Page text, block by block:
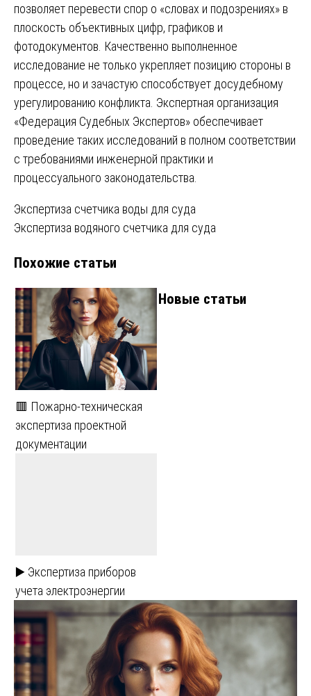
позволяет перевести спор о «словах и подозрениях» в
плоскость объективных цифр, графиков и
фотодокументов. Качественно выполненное
исследование не только укрепляет позицию стороны в
процессе, но и зачастую способствует досудебному
урегулированию конфликта. Экспертная организация
«Федерация Судебных Экспертов» обеспечивает
проведение таких исследований в полном соответствии
с требованиями инженерной практики и
процессуального законодательства.
Навигация
записям
Экспертиза счетчика воды для суда
Экспертиза водяного счетчика для суда
Похожие статьи
🟥 Пожарно-техническая
экспертиза проектной
документации
▶️ Экспертиза приборов
учета электроэнергии
Новые статьи